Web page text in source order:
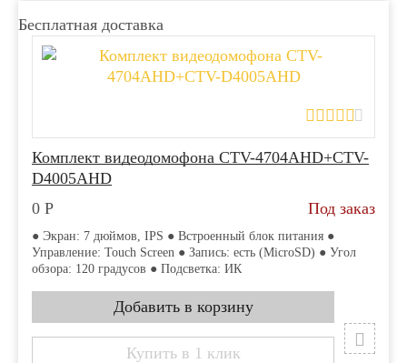
Бесплатная доставка
Комплект видеодомофона CTV-4704AHD+CTV-
D4005AHD
0 Р Под заказ
● Экран: 7 дюймов, IPS ● Встроенный блок питания ●
Управление: Touch Screen ● Запись: есть (MicroSD) ● Угол
обзора: 120 градусов ● Подсветка: ИК
Купить в 1 клик